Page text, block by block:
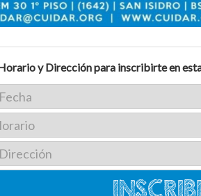
y Dirección para inscribirte en